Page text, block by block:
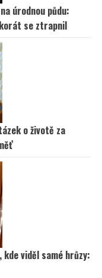
úrodnou půdu:
se ztrapnil
o životě za
kde viděl samé hrůzy: